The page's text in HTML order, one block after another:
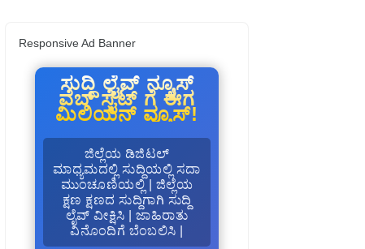
Responsive Ad Banner
ಸುದ್ದಿ ಲೈವ್ ನ್ಯೂಸ್
ವೆಬ್ ಸೈಟ್ ಗೆ ಈಗ
ಮಿಲಿಯನ್ ವ್ಯೂಸ್!
ಜಿಲ್ಲೆಯ ಡಿಜಿಟಲ್
ಮಾಧ್ಯಮದಲ್ಲಿ ಸುದ್ದಿಯಲ್ಲಿ ಸದಾ
ಮುಂಚೂಣಿಯಲ್ಲಿ | ಜಿಲ್ಲೆಯ
ಕ್ಷಣ ಕ್ಷಣದ ಸುದ್ದಿಗಾಗಿ ಸುದ್ದಿ
ಲೈವ್ ವೀಕ್ಷಿಸಿ | ಜಾಹಿರಾತು
ವಿನೊಂದಿಗೆ ಬೆಂಬಲಿಸಿ |